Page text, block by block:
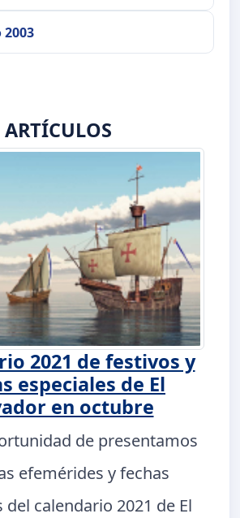
ARTÍCULOS
2021 de festivos y
especiales de El
en octubre
de presentamos
efemérides y fechas
del calendario 2021 de El